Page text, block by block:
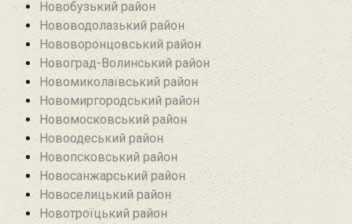
Новобузький район‎
Нововодолазький район
Нововоронцовський район‎
Новоград-Волинський район
Новомиколаївський район‎
Новомиргородський район
Новомосковський район
Новоодеський район‎
Новопсковський район‎
Новосанжарський район
Новоселицький район
Новотроїцький район